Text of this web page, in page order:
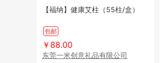
【福纳】健康艾柱（55柱/盒）
包邮
￥88.00
东莞一米创意礼品有限公司